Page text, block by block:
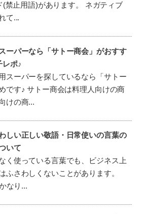
(禁止用語)があります。 ネガティブ
て...
ーパーなら「サトー商会」がおすす
レポ♪
スーパーを探しているなら「サトー
です♪ サトー商会は料理人向けの商
けの商...
しい正しい敬語・日常使いの言葉の
いて
く使っている言葉でも、ビジネス上
ふさわしくないことがあります。
なり...